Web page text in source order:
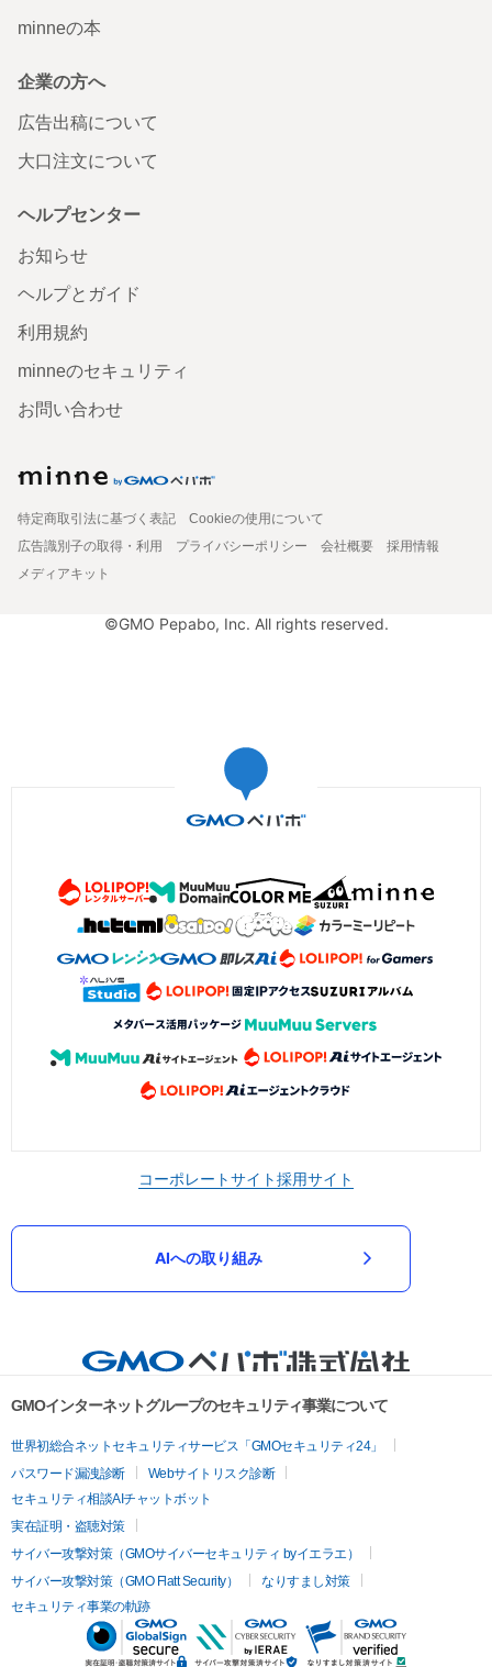
minneの本
企業の方へ
広告出稿について
大口注文について
ヘルプセンター
お知らせ
ヘルプとガイド
利用規約
minneのセキュリティ
お問い合わせ
特定商取引法に基づく表記
Cookieの使用について
広告識別子の取得・利用
プライバシーポリシー 会社概要
採用情報
メディアキット
©GMO Pepabo, Inc. All rights reserved.
コーポレートサイト採用サイト
AIへの取り組み
GMOインターネットグループのセキュリティ事業について
世界初総合ネットセキュリティサービス「GMOセキュリティ24」
パスワード漏洩診断
Webサイトリスク診断
セキュリティ相談AIチャットボット
実在証明・盗聴対策
サイバー攻撃対策（GMOサイバーセキュリティ byイエラエ）
サイバー攻撃対策（GMO Flatt Security）
なりすまし対策
セキュリティ事業の軌跡